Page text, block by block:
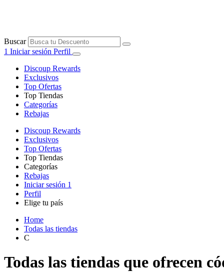
Buscar
1 Iniciar sesión Perfil
Discoup Rewards
Exclusivos
Top Ofertas
Top Tiendas
Categorías
Rebajas
Discoup Rewards
Exclusivos
Top Ofertas
Top Tiendas
Categorías
Rebajas
Iniciar sesión 1
Perfil
Elige tu país
Home
Todas las tiendas
C
Todas las tiendas que ofrecen